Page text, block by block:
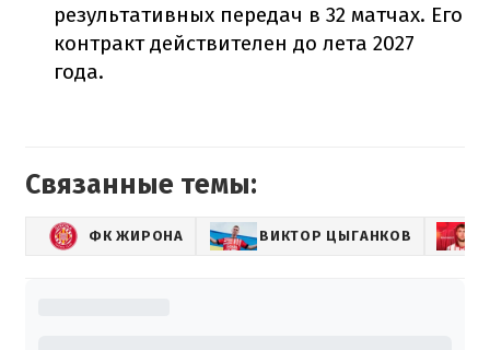
результативных передач в 32 матчах. Его
контракт действителен до лета 2027
года.
Связанные темы:
ФК ЖИРОНА ВИКТОР ЦЫГАНКОВ